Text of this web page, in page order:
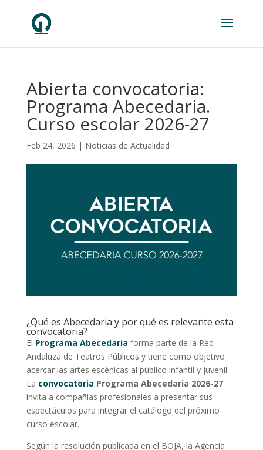
Abierta convocatoria:
Programa Abecedaria.
Curso escolar 2026-27
Feb 24, 2026 | Noticias de Actualidad
¿Qué es Abecedaria y por qué es relevante esta
convocatoria?
El Programa Abecedaria forma parte de la Red
Andaluza de Teatros Públicos y tiene como objetivo
acercar las artes escénicas al público infantil y juvenil.
La convocatoria Programa Abecedaria 2026-27
invita a compañías profesionales a presentar sus
espectáculos para integrar el catálogo del próximo
curso escolar.
Según la resolución publicada en el BOJA, la Agencia